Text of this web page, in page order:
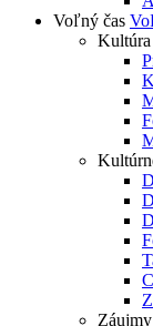
Voľný čas
Kultúra
Záujmy